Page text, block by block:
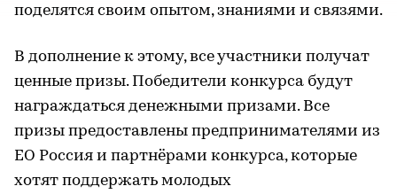
поделятся своим опытом, знаниями и связями.
В дополнение к этому, все участники получат
ценные призы. Победители конкурса будут
награждаться денежными призами. Все
призы предоставлены предпринимателями из
ЕО Россия и партнёрами конкурса, которые
хотят поддержать молодых